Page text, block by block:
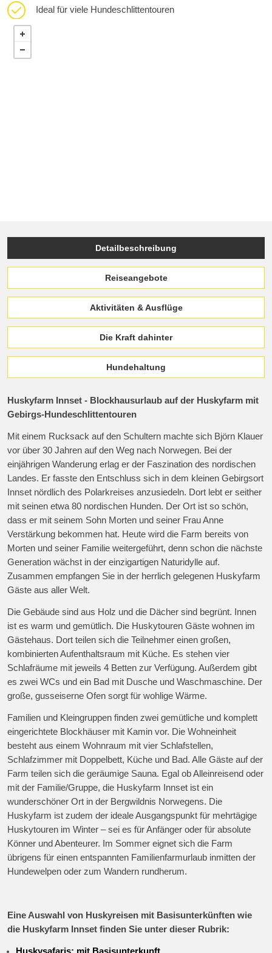
Ideal für viele Hundeschlittentouren
Detailbeschreibung
Reiseangebote
Aktivitäten & Ausflüge
Die Kraft dahinter
Hundehaltung
Huskyfarm Innset - Blockhausurlaub auf der Huskyfarm mit
Gebirgs-Hundeschlittentouren
Mit einem Rucksack auf den Schultern machte sich Björn Klauer
vor über 30 Jahren auf den Weg nach Norwegen. Bei der
einjährigen Wanderung erlag er der Faszination des nordischen
Landes. Er fasste den Entschluss sich in dem kleinen Gebirgsort
Innset nördlich des Polarkreises anzusiedeln. Dort lebt er seither
mit seinen etwa 80 nordischen Hunden. Der Ort ist so schön,
dass er mit seinem Sohn Morten und seiner Frau Anne
Verstärkung bekommen hat. Heute wird die Farm bereits von
Morten und seiner Familie weitergeführt, denn schon die nächste
Generation wächst in der einzigartigen Naturidylle auf.
Zusammen empfangen Sie in der herrlich gelegenen Huskyfarm
Gäste aus aller Welt.
Die Gebäude sind aus Holz und die Dächer sind begrünt. Innen
ist es warm und gemütlich. Die Huskytouren Gäste wohnen im
Gästehaus. Dort teilen sich die Teilnehmer einen großen,
kombinierten Aufenthaltsraum mit Küche. Es stehen vier
Schlafräume mit jeweils 4 Betten zur Verfügung. Außerdem gibt
es zwei WCs und ein Bad mit Dusche und Waschmaschine. Der
große, gusseiserne Ofen sorgt für wohlige Wärme.
Familien und Kleingruppen finden zwei gemütliche und komplett
eingerichtete Blockhäuser mit Kamin vor. Die Wohneinheit
besteht aus einem Wohnraum mit vier Schlafstellen,
Schlafzimmer mit Doppelbett, Küche und Bad. Alle Gäste auf der
Farm teilen sich die geräumige Sauna. Egal ob Alleinreisend oder
mit der Familie/Gruppe, die Huskyfarm Innset ist ein
wunderschöner Ort in der Bergwildnis Norwegens. Die
Huskyfarm ist zudem der ideale Ausgangspunkt für mehrtägige
Huskytouren im Winter – sei es für Anfänger oder für absolute
Könner und Abenteurer. Im Sommer eignet sich die Farm
übrigens für einen entspannten Familienfarmurlaub inmitten der
Hundewelpen oder zum Wandern rundherum.
Eine Auswahl von Huskyreisen mit Basisunterkünften wie
die Huskyfarm Innset finden Sie unter dieser Rubrik: